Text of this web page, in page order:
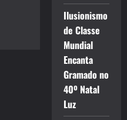
Ilusionismo
de Classe
Mundial
Encanta
Gramado no
40º Natal
Luz